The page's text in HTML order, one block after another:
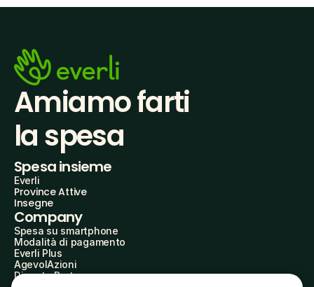
Amiamo farti
la spesa
Spesa insieme
Everli
Province Attive
Insegne
Company
Spesa su smartphone
Modalità di pagamento
Everli Plus
AgevolAzioni
Diventa Partner